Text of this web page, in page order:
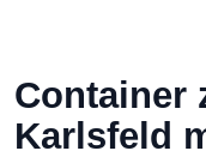
Container
Karlsfeld